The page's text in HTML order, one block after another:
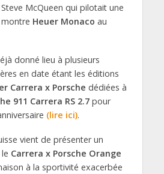
McQueen qui pilotait une
Heuer Monaco au
donné lieu à plusieurs
en date étant les éditions
Carrera x Porsche dédiées à
911 Carrera RS 2.7pour
(lire ici).
vient de présenter un
Carrera x Porsche Orange
à la sportivité exacerbée